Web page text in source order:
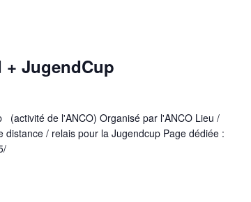
+ JugendCup
(activité de l'ANCO) Organisé par l'ANCO Lieu /
distance / relais pour la Jugendcup Page dédiée :